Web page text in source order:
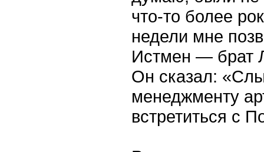
что-то более
недели мне
Истмен — брат
Он сказал:
менеджменту
встретиться с